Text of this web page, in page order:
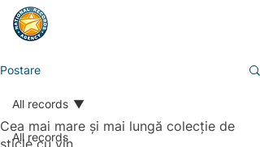
Postare
All records
All records
Cea mai mare și mai lungă colecție de
sticle cu vin